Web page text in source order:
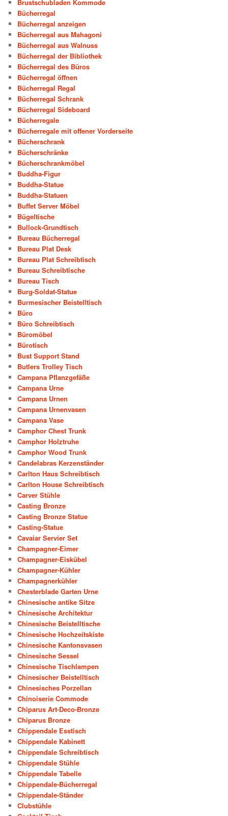
Brustschubladen Kommode
Bücherregal
Bücherregal anzeigen
Bücherregal aus Mahagoni
Bücherregal aus Walnuss
Bücherregal der Bibliothek
Bücherregal des Büros
Bücherregal öffnen
Bücherregal Regal
Bücherregal Schrank
Bücherregal Sideboard
Bücherregale
Bücherregale mit offener Vorderseite
Bücherschrank
Bücherschränke
Bücherschrankmöbel
Buddha-Figur
Buddha-Statue
Buddha-Statuen
Buffet Server Möbel
Bügeltische
Bullock-Grundtisch
Bureau Bücherregal
Bureau Plat Desk
Bureau Plat Schreibtisch
Bureau Schreibtische
Bureau Tisch
Burg-Soldat-Statue
Burmesischer Beistelltisch
Büro
Büro Schreibtisch
Büromöbel
Bürotisch
Bust Support Stand
Butlers Trolley Tisch
Campana Pflanzgefäße
Campana Urne
Campana Urnen
Campana Urnenvasen
Campana Vase
Camphor Chest Trunk
Camphor Holztruhe
Camphor Wood Trunk
Candelabras Kerzenständer
Carlton Haus Schreibtisch
Carlton House Schreibtisch
Carver Stühle
Casting Bronze
Casting Bronze Statue
Casting-Statue
Cavaiar Servier Set
Champagner-Eimer
Champagner-Eiskübel
Champagner-Kühler
Champagnerkühler
Chesterblade Garten Urne
Chinesische antike Sitze
Chinesische Architektur
Chinesische Beistelltische
Chinesische Hochzeitskiste
Chinesische Kantonsvasen
Chinesische Sessel
Chinesische Tischlampen
Chinesischer Beistelltisch
Chinesisches Porzellan
Chinoiserie Commode
Chiparus Art-Deco-Bronze
Chiparus Bronze
Chippendale Esstisch
Chippendale Kabinett
Chippendale Schreibtisch
Chippendale Stühle
Chippendale Tabelle
Chippendale-Bücherregal
Chippendale-Ständer
Clubstühle